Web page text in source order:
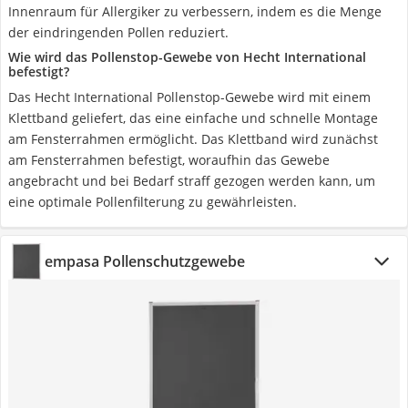
Innenraum für Allergiker zu verbessern, indem es die Menge
der eindringenden Pollen reduziert.
Wie wird das Pollenstop-Gewebe von Hecht International
befestigt?
Das Hecht International Pollenstop-Gewebe wird mit einem
Klettband geliefert, das eine einfache und schnelle Montage
am Fensterrahmen ermöglicht. Das Klettband wird zunächst
am Fensterrahmen befestigt, woraufhin das Gewebe
angebracht und bei Bedarf straff gezogen werden kann, um
eine optimale Pollenfilterung zu gewährleisten.
empasa Pollenschutzgewebe